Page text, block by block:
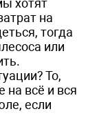
хотят
на
тогда
или
То,
на всё и вся
если